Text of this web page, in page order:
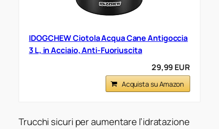
IDOGCHEW Ciotola Acqua Cane Antigoccia
3 L, in Acciaio, Anti-Fuoriuscita
29,99 EUR
Acquista su Amazon
Trucchi sicuri per aumentare l’idratazione